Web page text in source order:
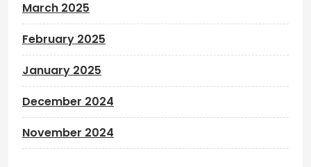
March 2025
February 2025
January 2025
December 2024
November 2024